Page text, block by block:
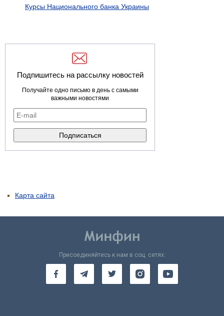
Курсы Национального банка Украины
Подпишитесь на рассылку новостей
Получайте одно письмо в день с самыми
важными новостями
Карта сайта
Присоединяйтесь к нам в соц. сетях: